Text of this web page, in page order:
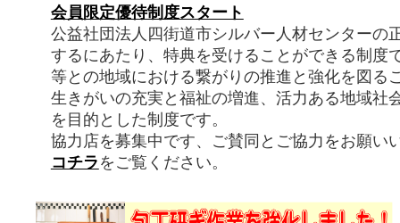
会員限定優待制度スタート
公益社団法人四街道市シルバー人材センターの
するにあたり、特典を受けることができる制度
等との地域における繋がりの推進と強化を図る
生きがいの充実と福祉の増進、活力ある地域社
を目的とした制度です。
協力店を募集中です、ご賛同とご協力をお願い
コチラ をご覧ください。